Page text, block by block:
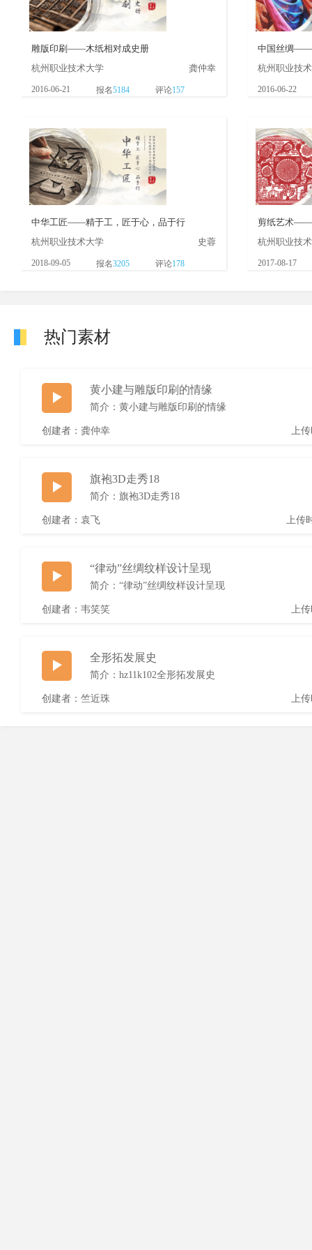
雕版印刷——木纸相对成史册
杭州职业技术大学
龚仲幸
2016-06-21 报名5184 评论157
中国丝绸——
杭州职业技
2016-06-22
中华工匠——精于工，匠于心，品于行
杭州职业技术大学
史蓉
2018-09-05 报名3205 评论178
剪纸艺术——
杭州职业技
2017-08-17
热门素材
黄小建与雕版印刷的情缘
简介：黄小建与雕版印刷的情缘
创建者：龚仲幸 上
旗袍3D走秀18
简介：旗袍3D走秀18
创建者：袁飞 上传
“律动”丝绸纹样设计呈现
简介：“律动”丝绸纹样设计呈现
创建者：韦笑笑 上
全形拓发展史
简介：hz11k102全形拓发展史
创建者：竺近珠 上